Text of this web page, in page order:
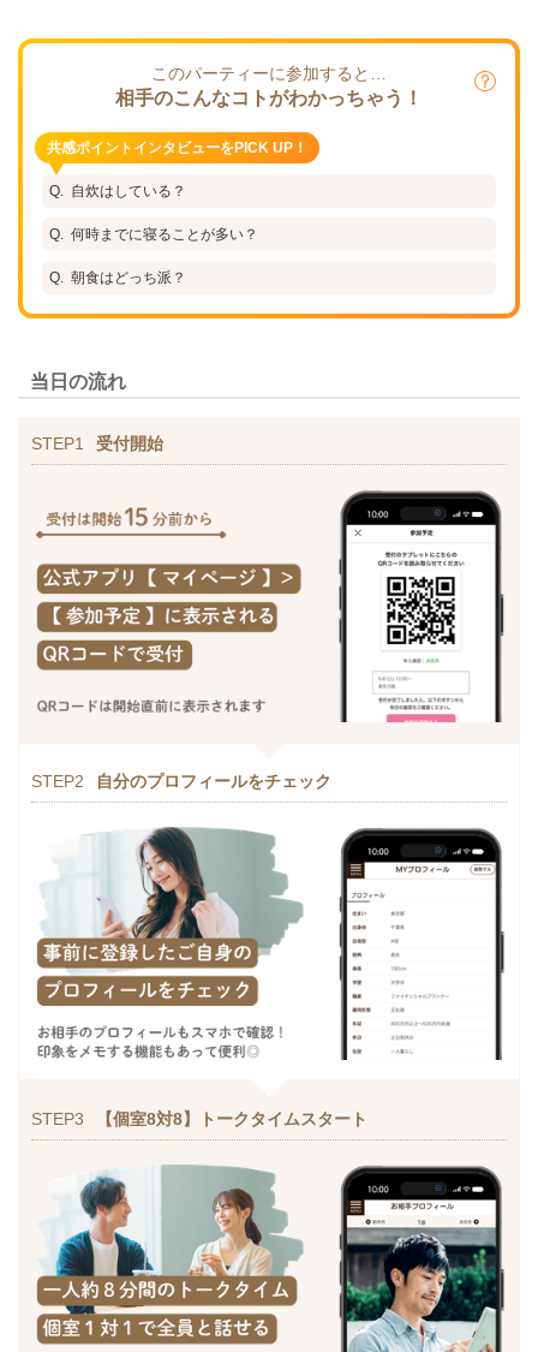
このパーティーに参加すると…
相手のこんなコトがわかっちゃう！
共感ポイントインタビューをPICK UP！
自炊はしている？
何時までに寝ることが多い？
朝食はどっち派？
当日の流れ
STEP1 受付開始
STEP2 自分のプロフィールをチェック
STEP3 【個室8対8】トークタイムスタート